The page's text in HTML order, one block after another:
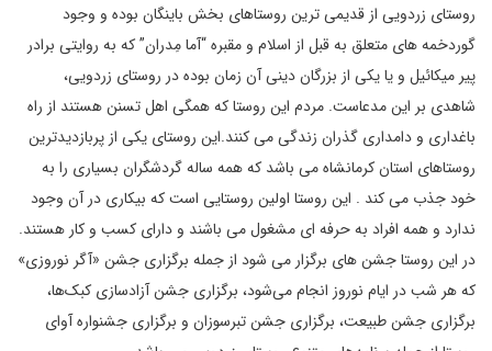
روستای زردویی از قدیمی ترین روستاهای بخش باینگان بوده و وجود
گوردخمه های متعلق به قبل از اسلام و مقبره “آما مِدران” که به روایتی برادر
پیر میکائیل و یا یکی از بزرگان دینی آن زمان بوده در روستای زردویی،
شاهدی بر این مدعاست. مردم این روستا که همگی اهل تسنن هستند از راه
باغداری و دامداری گذران زندگی می کنند.این روستای یکی از پربازدیدترین
روستاهای استان کرمانشاه می باشد که همه ساله گردشگران بسیاری را به
خود جذب می کند . این روستا اولین روستایی است که بیکاری در آن وجود
ندارد و همه افراد به حرفه ای مشغول می باشند و دارای کسب و کار هستند.
در این روستا جشن های برگزار می شود از جمله برگزاری جشن «آگر نوروزی»
که هر شب در ایام نوروز انجام می‌شود، برگزاری جشن آزادسازی کبک‌ها،
برگزاری جشن طبیعت، برگزاری جشن تبرسوزان و برگزاری جشنواره آوای